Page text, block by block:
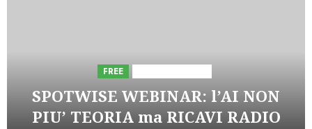
FREE
SPOTWISE WEBINAR: l’AI NON
PIU’ TEORIA ma RICAVI RADIO